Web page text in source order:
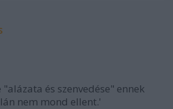
és szenvedése" ennek
nem mond ellent.'